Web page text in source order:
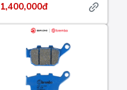
1,400,000đ